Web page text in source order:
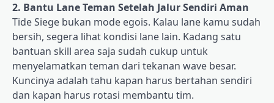
2. Bantu Lane Teman Setelah Jalur Sendiri Aman
Tide Siege bukan mode egois. Kalau lane kamu sudah
bersih, segera lihat kondisi lane lain. Kadang satu
bantuan skill area saja sudah cukup untuk
menyelamatkan teman dari tekanan wave besar.
Kuncinya adalah tahu kapan harus bertahan sendiri
dan kapan harus rotasi membantu tim.